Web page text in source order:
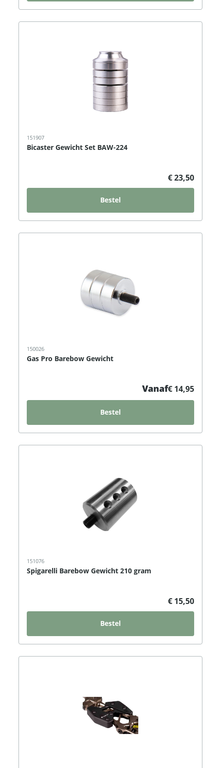
151907
Bicaster Gewicht Set BAW-224
€ 23,50
Bestel
150026
Gas Pro Barebow Gewicht
Vanaf€ 14,95
Bestel
151076
Spigarelli Barebow Gewicht 210 gram
€ 15,50
Bestel